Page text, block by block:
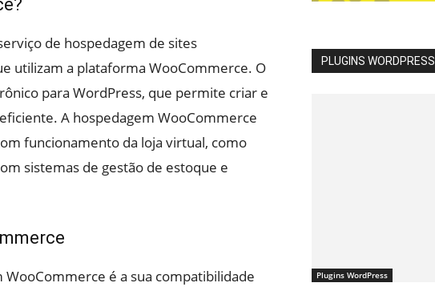
de hospedagem de sites
utilizam a plataforma WooCommerce. O
para WordPress, que permite criar e
A hospedagem WooCommerce
funcionamento da loja virtual, como
sistemas de gestão de estoque e
é a sua compatibilidade
PLUGINS WORDPRESS
Plugins WordPress